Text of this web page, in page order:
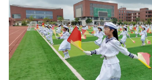
社科强省 工作通知
江苏文脉
资料
新闻宣传
主题宣传 对外宣传